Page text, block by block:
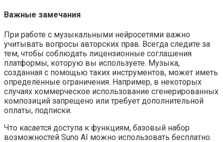
Важные замечания
При работе с музыкальными нейросетями важно
учитывать вопросы авторских прав. Всегда следите за
тем, чтобы соблюдать лицензионные соглашения
платформы, которую вы используете. Музыка,
созданная с помощью таких инструментов, может иметь
определённые ограничения. Например, в некоторых
случаях коммерческое использование сгенерированных
композиций запрещено или требует дополнительной
оплаты, подписки.
Что касается доступа к функциям, базовый набор
возможностей Suno AI можно использовать бесплатно.